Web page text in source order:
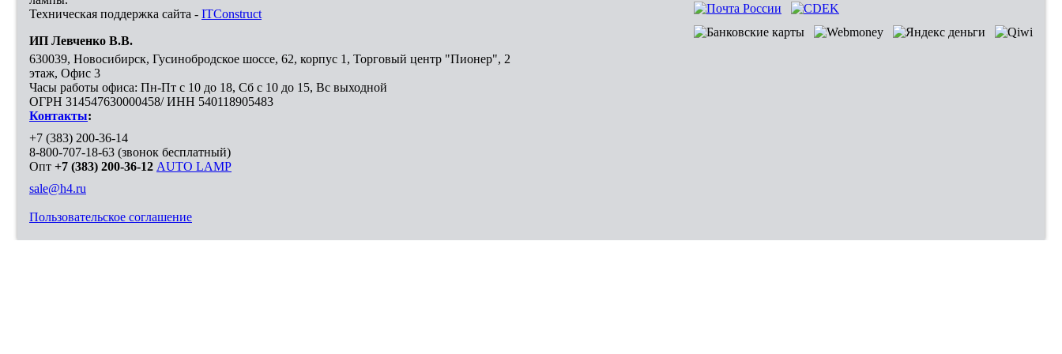
Техническая поддержка сайта - ITConstruct
ИП Левченко В.В.
630039, Новосибирск, Гусинобродское шоссе, 62, корпус 1, Торговый центр "Пионер", 2
этаж, Офис 3
Часы работы офиса: Пн-Пт с 10 до 18, Сб с 10 до 15, Вс выходной
ОГРН 314547630000458/ ИНН 540118905483
Контакты:
+7 (383) 200-36-14
8-800-707-18-63 (звонок бесплатный)
Опт +7 (383) 200-36-12 AUTO LAMP
sale@h4.ru
Пользовательское соглашение